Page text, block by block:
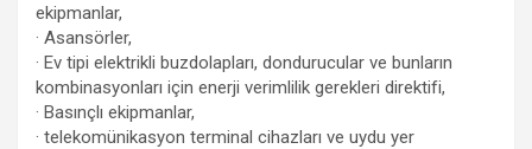
ekipmanlar,
· Asansörler,
· Ev tipi elektrikli buzdolapları, dondurucular ve bunların
kombinasyonları için enerji verimlilik gerekleri direktifi,
· Basınçlı ekipmanlar,
· telekomünikasyon terminal cihazları ve uydu yer